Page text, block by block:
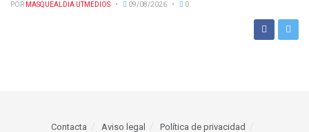
POR MASQUEALDIA UTMEDIOS 09/08/2026 0
Contacta Aviso legal Política de privacidad